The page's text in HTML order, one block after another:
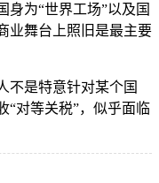
为“世界工场”以及国
业舞台上照旧是最主要
是特意针对某个国
“对等关税”，似乎面临